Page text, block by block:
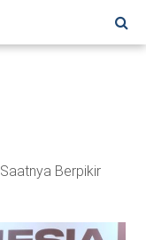
Berpikir